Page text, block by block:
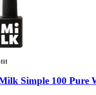
Simple 100 Pure